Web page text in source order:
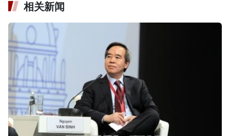
相关新闻